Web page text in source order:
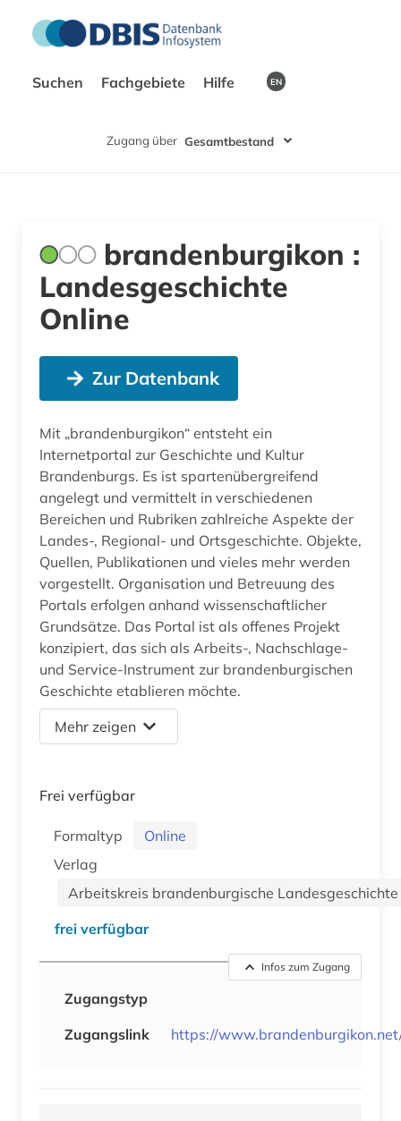
Suchen Fachgebiete Hilfe EN
Zugang über Gesamtbestand
brandenburgikon :
Landesgeschichte
Online
Zur Datenbank
Mit „brandenburgikon“ entsteht ein
Internetportal zur Geschichte und Kultur
Brandenburgs. Es ist spartenübergreifend
angelegt und vermittelt in verschiedenen
Bereichen und Rubriken zahlreiche Aspekte der
Landes-, Regional- und Ortsgeschichte. Objekte,
Quellen, Publikationen und vieles mehr werden
vorgestellt. Organisation und Betreuung des
Portals erfolgen anhand wissenschaftlicher
Grundsätze. Das Portal ist als offenes Projekt
konzipiert, das sich als Arbeits-, Nachschlage-
und Service-Instrument zur brandenburgischen
Geschichte etablieren möchte.
Mehr zeigen
Frei verfügbar
Formaltyp
Online
Verlag
Arbeitskreis brandenburgische Landesgeschichte
frei verfügbar
Infos zum Zugang
Zugangstyp
Zugangslink
https://